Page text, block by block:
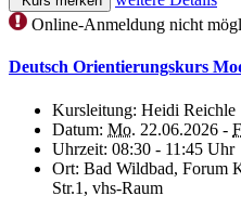
Online-Anmeldung nicht
Deutsch Orientierungskurs
Kursleitung: Heidi Reichle
Datum: Mo. 22.06.2026 -
Uhrzeit: 08:30 - 11:45 Uhr
Ort: Bad Wildbad, Forum
Str.1, vhs-Raum